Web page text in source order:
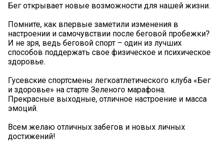
Бег открывает новые возможности для нашей жизни.
Помните, как впервые заметили изменения в
настроении и самочувствии после беговой пробежки?
И не зря, ведь беговой спорт – один из лучших
способов поддержать свое физическое и психическое
здоровье.
Гусевские спортсмены легкоатлетического клуба «Бег
и здоровье» на старте Зеленого марафона.
Прекрасные выходные, отличное настроение и масса
эмоций.
Всем желаю отличных забегов и новых личных
достижений!